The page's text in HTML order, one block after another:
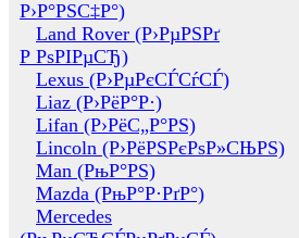
Р›Р°РЅС‡Р°)
Land Rover (Р›РµРЅРґ
Р РѕРІРµСЂ)
Lexus (Р›РµРєСЃСѓСЃ)
Liaz (Р›РёР°Р·)
Lifan (Р›РёС„Р°РЅ)
Lincoln (Р›РёРЅРєРѕР»СЊРЅ)
Man (РњР°РЅ)
Mazda (РњР°Р·РґР°)
Mercedes